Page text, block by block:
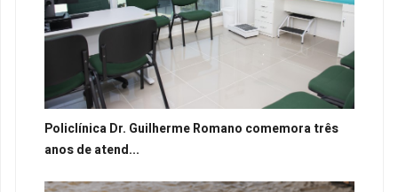
Policlínica Dr. Guilherme Romano comemora três
anos de atend...